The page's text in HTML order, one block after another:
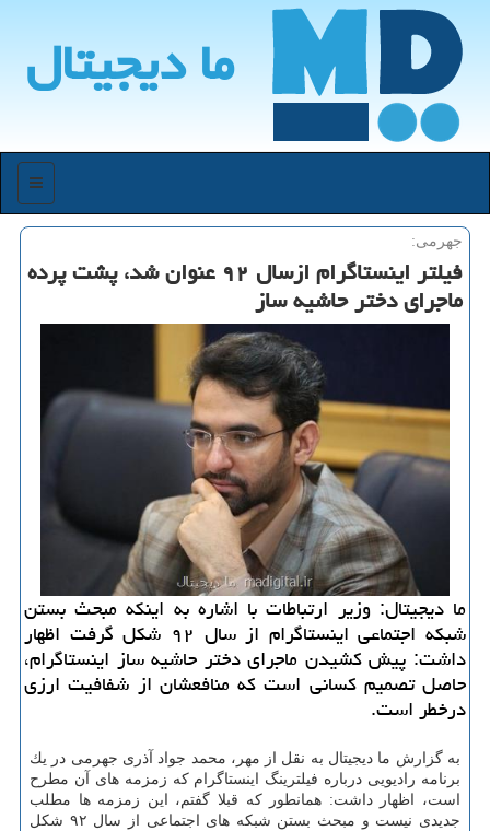
ما دیجیتال
منو
جهرمی:
فیلتر اینستاگرام ازسال ۹۲ عنوان شد، پشت پرده
ماجرای دختر حاشیه ساز
ما دیجیتال: وزیر ارتباطات با اشاره به اینكه مبحث بستن
شبكه اجتماعی اینستاگرام از سال ۹۲ شكل گرفت اظهار
داشت: پیش كشیدن ماجرای دختر حاشیه ساز اینستاگرام،
حاصل تصمیم كسانی است كه منافعشان از شفافیت ارزی
درخطر است.
به گزارش ما دیجیتال به نقل از مهر، محمد جواد آذری جهرمی در یك
برنامه رادیویی درباره فیلترینگ اینستاگرام كه زمزمه های آن مطرح
است، اظهار داشت: همانطور كه قبلا گفتم، این زمزمه ها مطلب
جدیدی نیست و مبحث بستن شبكه های اجتماعی از سال ۹۲ شكل